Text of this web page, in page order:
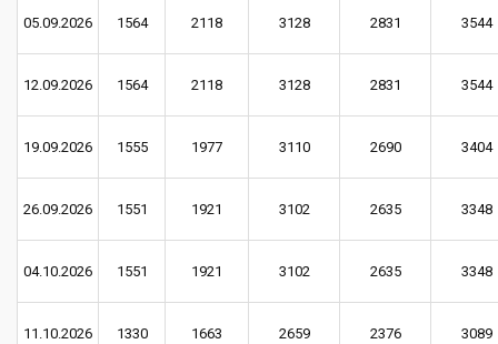
05.09.2026 1564 2118 3128 2831 3544
12.09.2026 1564 2118 3128 2831 3544
19.09.2026 1555 1977 3110 2690 3404
26.09.2026 1551 1921 3102 2635 3348
04.10.2026 1551 1921 3102 2635 3348
11.10.2026 1330 1663 2659 2376 3089